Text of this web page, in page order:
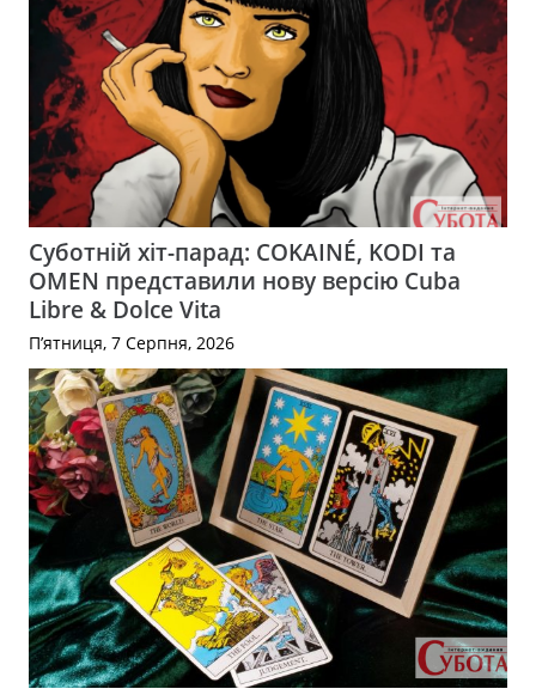
Суботній хіт-парад: COKAINÉ, KODI та
OMEN представили нову версію Cuba
Libre & Dolce Vita
П’ятниця, 7 Серпня, 2026